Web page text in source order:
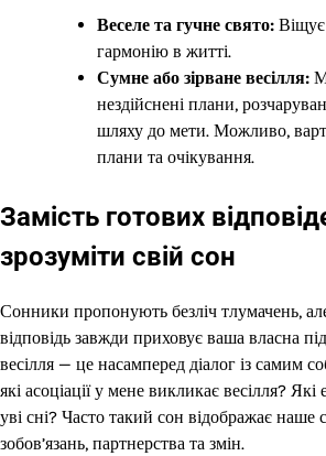
Веселе та гучне свято: Віщує
гармонію в житті.
Сумне або зірване весілля:
нездійснені плани,
шляху до мети. Можливо,
плани та очікування.
Замість готових
зрозуміти свій сон
Сонники пропонують безліч тлумачень,
відповідь завжди приховує ваша власна
весілля — це насамперед діалог із самим
які асоціації у мене викликає весілля? Які
уві сні? Часто такий сон відображає наше
зобов’язань, партнерства та змін.